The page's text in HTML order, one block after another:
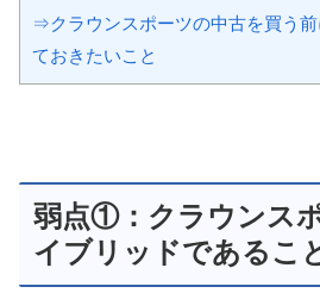
⇒クラウンスポーツの中古を買う
ておきたいこと
弱点①：クラウンス
イブリッドであるこ